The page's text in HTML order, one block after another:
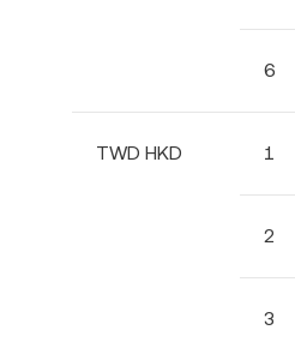
6
TWD HKD 1
2
3